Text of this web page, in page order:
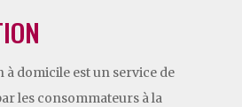
à domicile est un service de
les consommateurs à la